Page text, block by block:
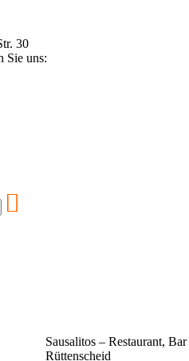
30
Sie uns:

Sausalitos – Restaurant, Bar
Rüttenscheid